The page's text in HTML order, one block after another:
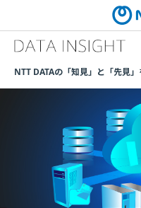
NTT DATAの「知見」と「先見